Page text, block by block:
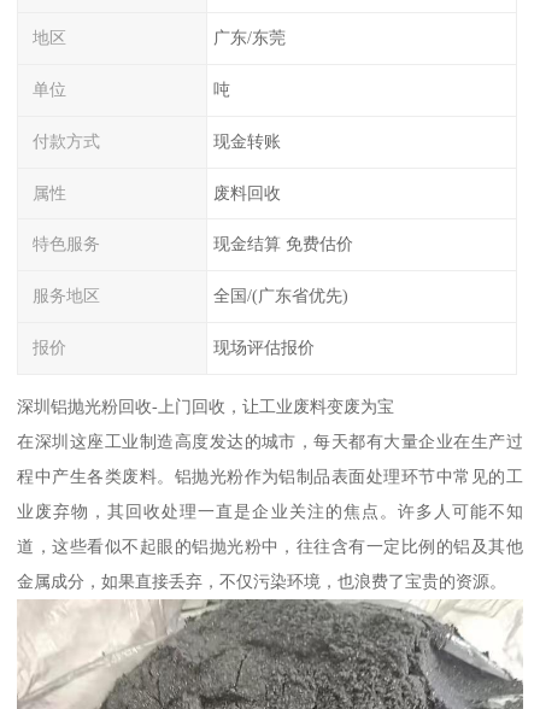
地区 广东/东莞
单位 吨
付款方式 现金转账
属性 废料回收
特色服务 现金结算 免费估价
服务地区 全国/(广东省优先)
报价 现场评估报价
深圳铝抛光粉回收-上门回收，让工业废料变废为宝
在深圳这座工业制造高度发达的城市，每天都有大量企业在生产过
程中产生各类废料。铝抛光粉作为铝制品表面处理环节中常见的工
业废弃物，其回收处理一直是企业关注的焦点。许多人可能不知
道，这些看似不起眼的铝抛光粉中，往往含有一定比例的铝及其他
金属成分，如果直接丢弃，不仅污染环境，也浪费了宝贵的资源。